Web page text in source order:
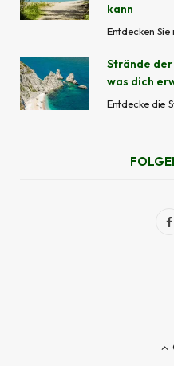
kann
Strände
was dich
F